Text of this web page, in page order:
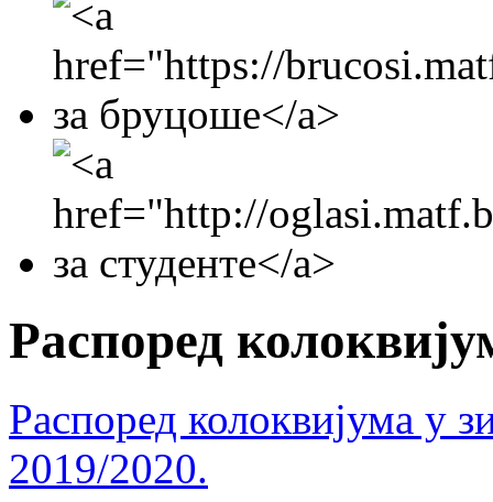
Распоред
Распоред колоквијума у
2019/2020.